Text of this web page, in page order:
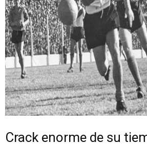
Crack enorme de su